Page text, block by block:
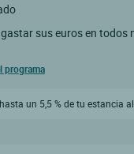
sus euros en todos
programa
un 5,5 % de tu estancia